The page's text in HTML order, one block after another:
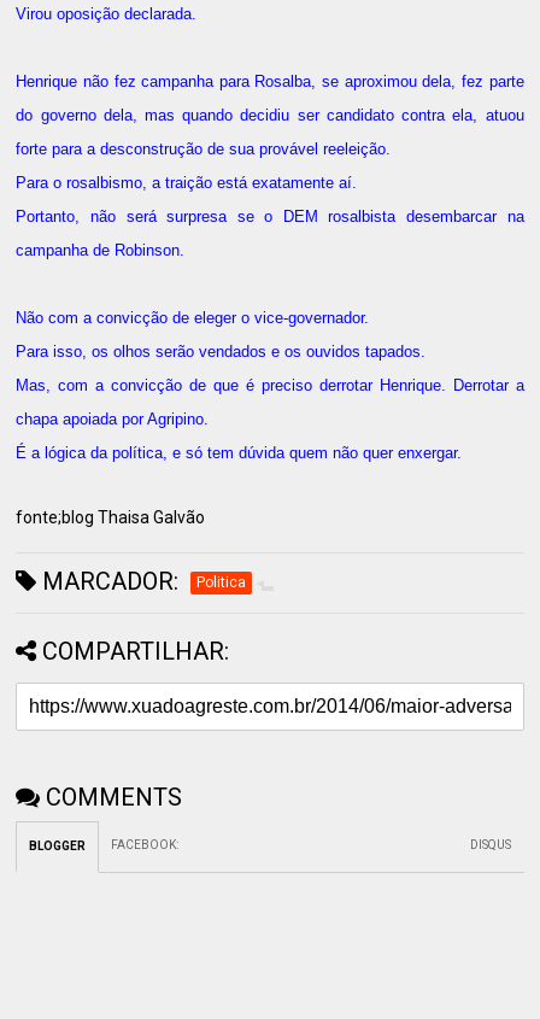
Virou oposição declarada.
Henrique não fez campanha para Rosalba, se aproximou dela, fez parte
do governo dela, mas quando decidiu ser candidato contra ela, atuou
forte para a desconstrução de sua provável reeleição.
Para o rosalbismo, a traição está exatamente aí.
Portanto, não será surpresa se o DEM rosalbista desembarcar na
campanha de Robinson.
Não com a convicção de eleger o vice-governador.
Para isso, os olhos serão vendados e os ouvidos tapados.
Mas, com a convicção de que é preciso derrotar Henrique. Derrotar a
chapa apoiada por Agripino.
É a lógica da política, e só tem dúvida quem não quer enxergar.
fonte;blog Thaisa Galvão
MARCADOR: Politica
COMPARTILHAR:
COMMENTS
BLOGGER FACEBOOK: DISQUS